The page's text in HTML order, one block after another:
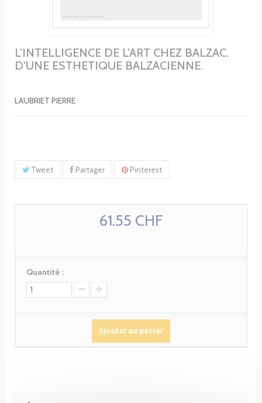
L'INTELLIGENCE DE L'ART CHEZ BALZAC.
D'UNE ESTHETIQUE BALZACIENNE.
LAUBRIET PIERRE
Tweet Partager Pinterest
61.55 CHF
Quantité :
Ajouter au panier